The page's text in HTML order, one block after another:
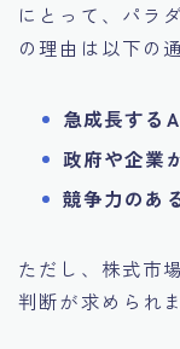
にとって、パラ
の理由は以下の
急成長する
政府や企業
競争力のあ
ただし、株式市
判断が求められま